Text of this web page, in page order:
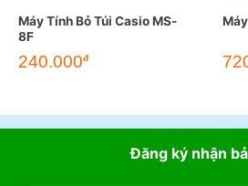
Máy Tính Bỏ Túi Casio MS-
8F
240.000đ
Đăng ký nhận